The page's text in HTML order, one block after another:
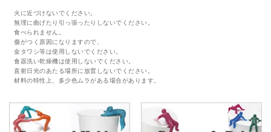
火に近づけないでください。
無理に曲げたり引っ張ったりしないでください。
食べられません。
傷がつく原因になりますので、
金タワシ等は使用しないでください。
食器洗い乾燥機は使用しないでください。
直射日光のあたる場所に放置しないでください。
材料の特性上、多少色ムラがある場合があります。